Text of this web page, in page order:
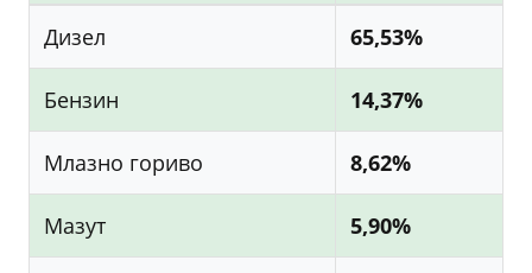
Дизел 65,53%
Бензин 14,37%
Млазно гориво 8,62%
Мазут 5,90%